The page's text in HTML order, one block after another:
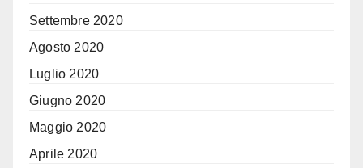
Settembre 2020
Agosto 2020
Luglio 2020
Giugno 2020
Maggio 2020
Aprile 2020